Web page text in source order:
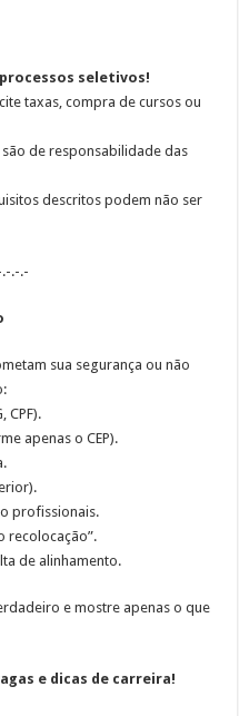
seletivos!
taxas, compra de cursos ou
de responsabilidade das
descritos podem não ser
.-.-
sua segurança ou não
CPF).
apenas o CEP).
profissionais.
recolocação”.
de alinhamento.
e mostre apenas o que
e dicas de carreira!